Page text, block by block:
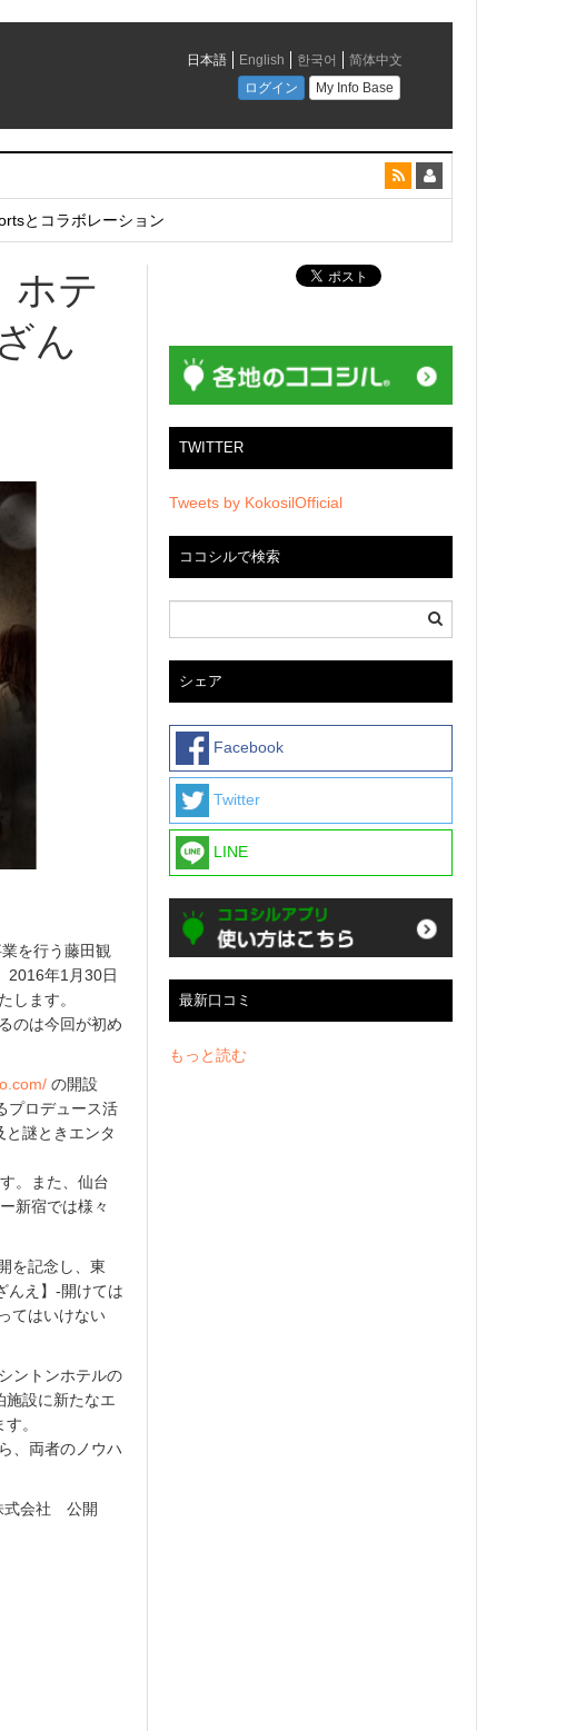
とコラボレーション
ホテ
ん
を行う藤田観
2016年1月30日
します。
のは今回が初め
の開設
プロデュース活
謎ときエンタ
。また、仙台
新宿では様々
を記念し、東
んえ】-開けては
てはいけない
ントンホテルの
施設に新たなエ
。
、両者のノウハ
式会社 公開
TWITTER
Tweets by KokosilOfficial
ココシルで検索
シェア
Facebook
Twitter
LINE
最新口コミ
もっと読む